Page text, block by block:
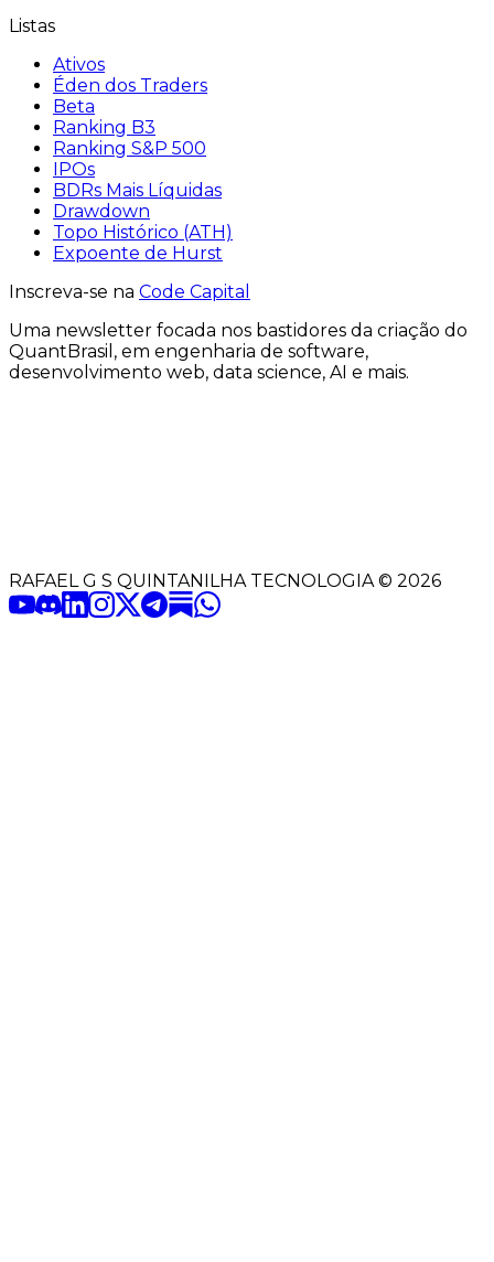
Listas
Ativos
Éden dos Traders
Beta
Ranking B3
Ranking S&P 500
IPOs
BDRs Mais Líquidas
Drawdown
Topo Histórico (ATH)
Expoente de Hurst
Inscreva-se na Code Capital
Uma newsletter focada nos bastidores da criação do
QuantBrasil , em engenharia de software,
desenvolvimento web, data science, AI e mais.
RAFAEL G S QUINTANILHA TECNOLOGIA© 2026